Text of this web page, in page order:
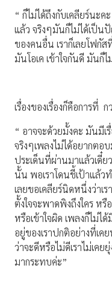
“ ก็ไม่ได้ถึงกับเคลียร์นะค
แล้ว จริงๆมันก็ไม่ได้เป็น
ของคนอื่น เราก็เลยโฟกัส
มันโอเค เข้าใจกันดี มันก็
เรื่องของเรื่องก็คือการที่
“ อาจจะด้วยมั้งคะ มันมีเ
จริงๆเพลงไม่ได้อยากตอ
ประเด็นที่ผ่านมาแล้วเดี๋
นั้น พอเราโดนชี้เป้าแล้วท
เลยขอเคลียร์นิดหนึ่งว่าเร
ตั้งใจจะพาดพิงถึงใคร ห
หรือเข้าใจผิด เพลงก็ไม่ไ
อยู่ของเราปกติอย่างที่เค
ว่าจะดีหรือไม่ดีเราไม่เคย
มากระทบค่ะ”